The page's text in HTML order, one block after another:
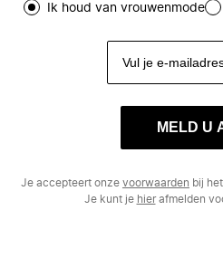
Ik houd van vrouwenmode
MELD U
Je accepteert onze voorwaarden bij
Je kunt je hierafmelden